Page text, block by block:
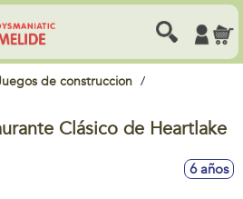
de construccion
Clásico de Heartlake
6 años